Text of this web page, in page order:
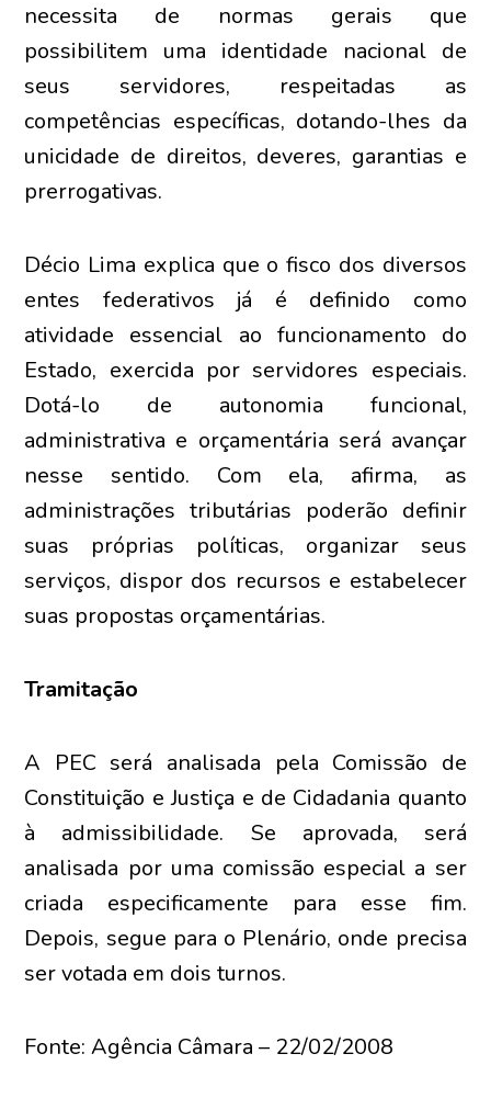
necessita de normas gerais que
possibilitem uma identidade nacional de
seus servidores, respeitadas as
competências específicas, dotando-lhes da
unicidade de direitos, deveres, garantias e
prerrogativas.
Décio Lima explica que o fisco dos diversos
entes federativos já é definido como
atividade essencial ao funcionamento do
Estado, exercida por servidores especiais.
Dotá-lo de autonomia funcional,
administrativa e orçamentária será avançar
nesse sentido. Com ela, afirma, as
administrações tributárias poderão definir
suas próprias políticas, organizar seus
serviços, dispor dos recursos e estabelecer
suas propostas orçamentárias.
Tramitação
A PEC será analisada pela Comissão de
Constituição e Justiça e de Cidadania quanto
à admissibilidade. Se aprovada, será
analisada por uma comissão especial a ser
criada especificamente para esse fim.
Depois, segue para o Plenário, onde precisa
ser votada em dois turnos.
Fonte: Agência Câmara – 22/02/2008